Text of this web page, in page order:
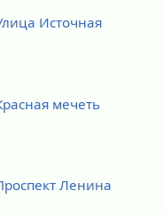
Источная
мечеть
Ленина